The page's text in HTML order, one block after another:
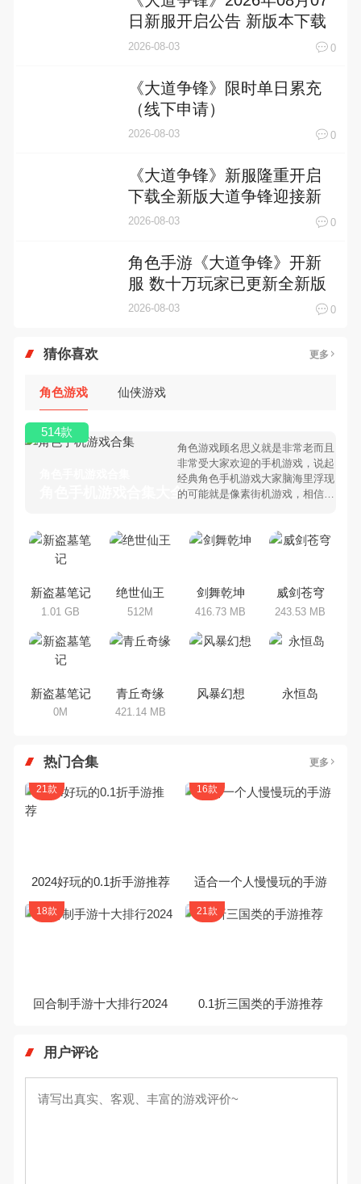
日新服开启公告 新版本下载
恭迎体验
2026-08-03 0
《大道争锋》限时单日累充
（线下申请）
2026-08-03 0
《大道争锋》新服隆重开启
下载全新版大道争锋迎接新
征程
2026-08-03 0
角色手游《大道争锋》开新
服 数十万玩家已更新全新版
2026-08-03 0
猜你喜欢 更多
角色游戏 仙侠游戏
角色手机游戏合集大全 >
角色游戏顾名思义就是非常老而且
非常受大家欢迎的手机游戏，说起
经典角色手机游戏大家脑海里浮现
的可能就是像素街机游戏，相信很
色手机游戏有哪些呢？游戏今天，
集，欢迎大家前来选择下载体验
514款
新盗墓笔记
1.01 GB
绝世仙王
512M
剑舞乾坤
416.73 MB
威剑苍穹
243.53 MB
新盗墓笔记
0M
青丘奇缘
421.14 MB
风暴幻想 永恒岛
热门合集 更多
2024好玩的0.1折手游推荐
21款
适合一个人慢慢玩的手游
16款
回合制手游十大排行2024
18款
0.1折三国类的手游推荐
21款
用户评论